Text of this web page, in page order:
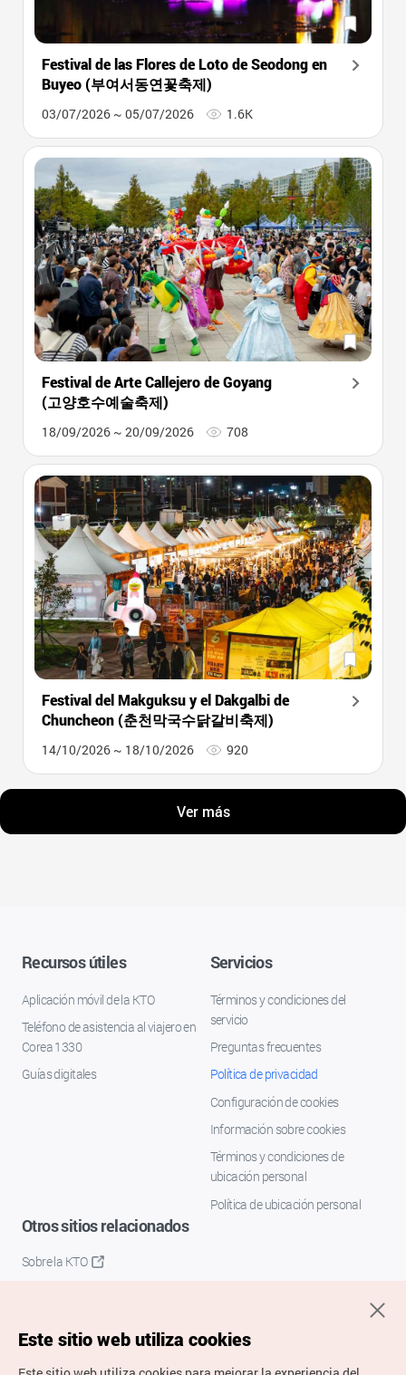
Festival de las Flores de Loto de Seodong en
Buyeo (부여서동연꽃축제)
03/07/2026 ~ 05/07/2026 1.6K
Festival de Arte Callejero de Goyang
(고양호수예술축제)
18/09/2026 ~ 20/09/2026 708
Festival del Makguksu y el Dakgalbi de
Chuncheon (춘천막국수닭갈비축제)
14/10/2026 ~ 18/10/2026 920
Ver más
Recursos útiles
Aplicación móvil de la KTO
Teléfono de asistencia al viajero en
Corea 1330
Guías digitales
Servicios
Términos y condiciones del
servicio
Preguntas frecuentes
Política de privacidad
Configuración de cookies
Información sobre cookies
Términos y condiciones de
ubicación personal
Política de ubicación personal
Otros sitios relacionados
Sobre la KTO
Este sitio web utiliza cookies